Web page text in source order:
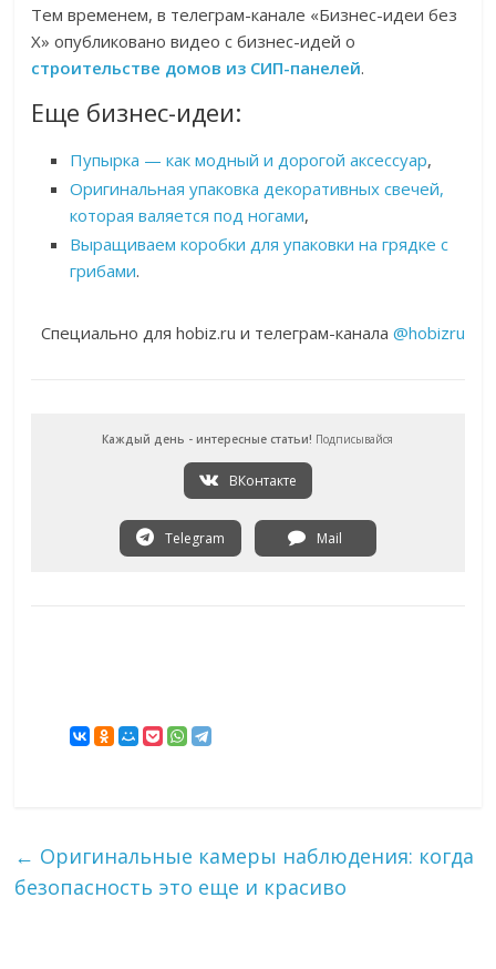
Тем временем, в телеграм-канале «Бизнес-идеи без
Х» опубликовано видео с бизнес-идей о
строительстве домов из СИП-панелей.
Еще бизнес-идеи:
Пупырка — как модный и дорогой аксессуар,
Оригинальная упаковка декоративных свечей,
которая валяется под ногами,
Выращиваем коробки для упаковки на грядке с
грибами.
Специально для hobiz.ru и телеграм-канала @hobizru
Каждый день - интересные статьи! Подписывайся
ВКонтакте
Telegram Mail
← Оригинальные камеры наблюдения: когда
безопасность это еще и красиво